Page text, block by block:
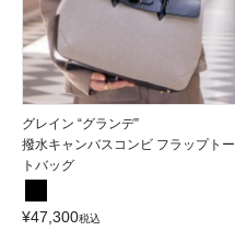
グレイン “グランデ”
撥水キャンバスコンビ フラップトー
トバッグ
¥47,300税込